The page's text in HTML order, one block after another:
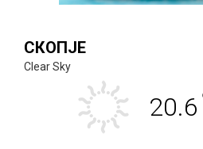
СКОПЈЕ
Clear Sky
20.6